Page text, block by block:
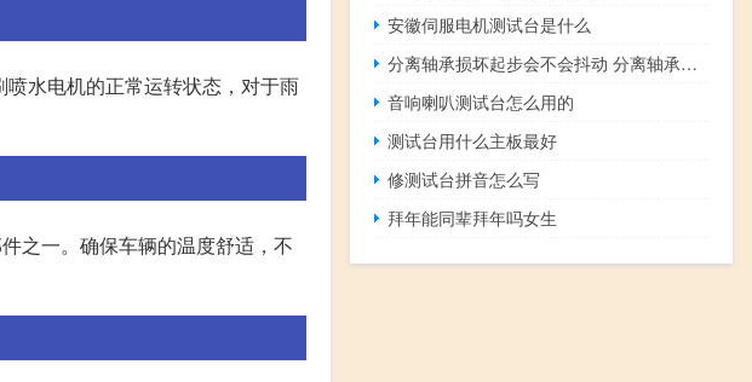
水电机的正常运转状态，对于雨
之一。确保车辆的温度舒适，不
安徽伺服电机测试台是什么
分离轴承损坏起步会不会抖动 分离轴承损坏了应该怎么办
音响喇叭测试台怎么用的
测试台用什么主板最好
修测试台拼音怎么写
拜年能同辈拜年吗女生